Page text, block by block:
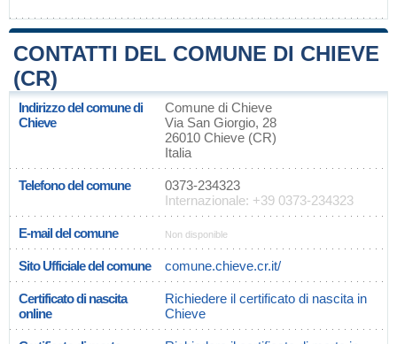
CONTATTI DEL COMUNE DI CHIEVE
(CR)
Indirizzo del comune di
Chieve
Comune di Chieve
Via San Giorgio, 28
26010 Chieve (CR)
Italia
Telefono del comune
0373-234323
Internazionale: +39 0373-234323
E-mail del comune Non disponible
Sito Ufficiale del comune comune.chieve.cr.it/
Certificato di nascita
online
Richiedere il certificato di nascita in
Chieve